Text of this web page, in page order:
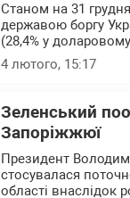
Станом на 31
державою боргу
(28,4% у
4 лютого, 15:17
Зеленський
Запоріжжюї
Президент
стосувалася
області внаслідок